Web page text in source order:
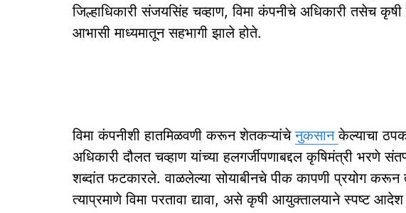
जिल्हाधिकारी संजयसिंह चव्हाण, विमा कंपनीचे अधिकारी तसेच कृषी
आभासी माध्यमातून सहभागी झाले होते.
विमा कंपनीशी हातमिळवणी करून शेतकऱ्यांचेनुकसानकेल्याचा
अधिकारी दौलत चव्हाण यांच्या हलगर्जीपणाबद्दल कृषिमंत्री भरणे
शब्दांत फटकारले. वाळलेल्या सोयाबीनचे पीक कापणी प्रयोग करून
त्याप्रमाणे विमा परतावा द्यावा, असे कृषी आयुक्तालयाने स्पष्ट आदेश